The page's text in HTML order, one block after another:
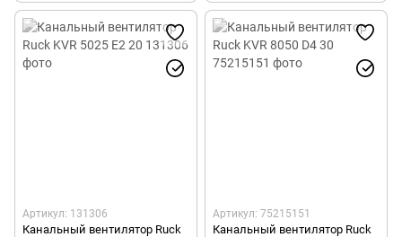
Артикул: 131306
Канальный вентилятор Ruck
Артикул: 75215151
Канальный вентилятор Ruck